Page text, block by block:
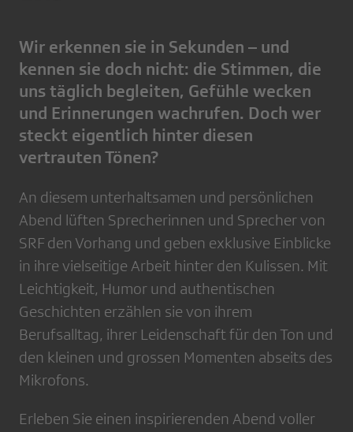
Wir erkennen sie in Sekunden – und
kennen sie doch nicht: die Stimmen, die
uns täglich begleiten, Gefühle wecken
und Erinnerungen wachrufen. Doch wer
steckt eigentlich hinter diesen
vertrauten Tönen?
An diesem unterhaltsamen und persönlichen
Abend lüften Sprecherinnen und Sprecher von
SRF den Vorhang und geben exklusive Einblicke
in ihre vielseitige Arbeit hinter den Kulissen. Mit
Leichtigkeit, Humor und authentischen
Geschichten erzählen sie von ihrem
Berufsalltag, ihrer Leidenschaft für den Ton und
den kleinen und grossen Momenten abseits des
Mikrofons.
Erleben Sie einen inspirierenden Abend voller